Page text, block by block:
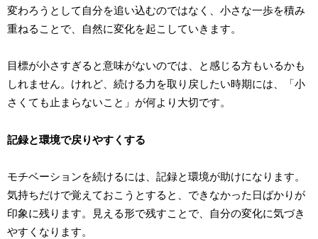
変わろうとして自分を追い込むのではなく、小さな一歩を積み
重ねることで、自然に変化を起こしていきます。
目標が小さすぎると意味がないのでは、と感じる方もいるかも
しれません。けれど、続ける力を取り戻したい時期には、「小
さくても止まらないこと」が何より大切です。
記録と環境で戻りやすくする
モチベーションを続けるには、記録と環境が助けになります。
気持ちだけで覚えておこうとすると、できなかった日ばかりが
印象に残ります。見える形で残すことで、自分の変化に気づき
やすくなります。